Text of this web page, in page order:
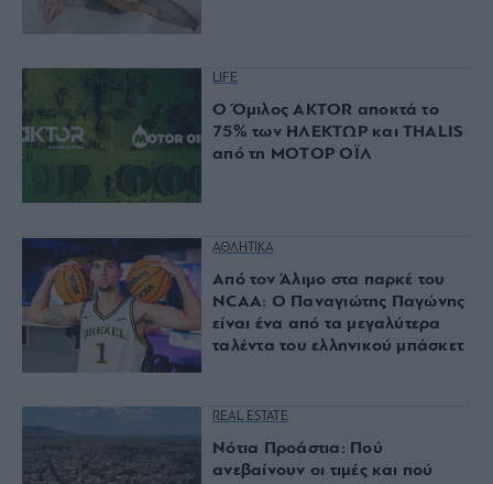
LIFE
Ο Όμιλος AKTOR αποκτά το
75% των ΗΛΕΚΤΩΡ και THALIS
από τη ΜΟΤΟΡ ΟΪΛ
ΑΘΛΗΤΙΚΑ
Από τον Άλιμο στα παρκέ του
NCAA: Ο Παναγιώτης Παγώνης
είναι ένα από τα μεγαλύτερα
ταλέντα του ελληνικού μπάσκετ
REAL ESTATE
Νότια Προάστια: Πού
ανεβαίνουν οι τιμές και πού